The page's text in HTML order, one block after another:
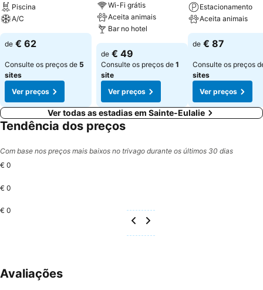
Piscina
A/C
de € 62
Consulte os preços de 5
sites
Ver preços
Wi-Fi grátis
Aceita animais
Bar no hotel
de € 49
Consulte os preços de 1
site
Ver preços
Estacionamento
Aceita animais
de € 87
Consulte os preços
sites
Ver preços
Ver todas as estadias em Sainte-Eulalie
Tendência dos preços
Com base nos preços mais baixos no trivago durante os últimos 30 dias
€ 0
€ 0
€ 0
Avaliações